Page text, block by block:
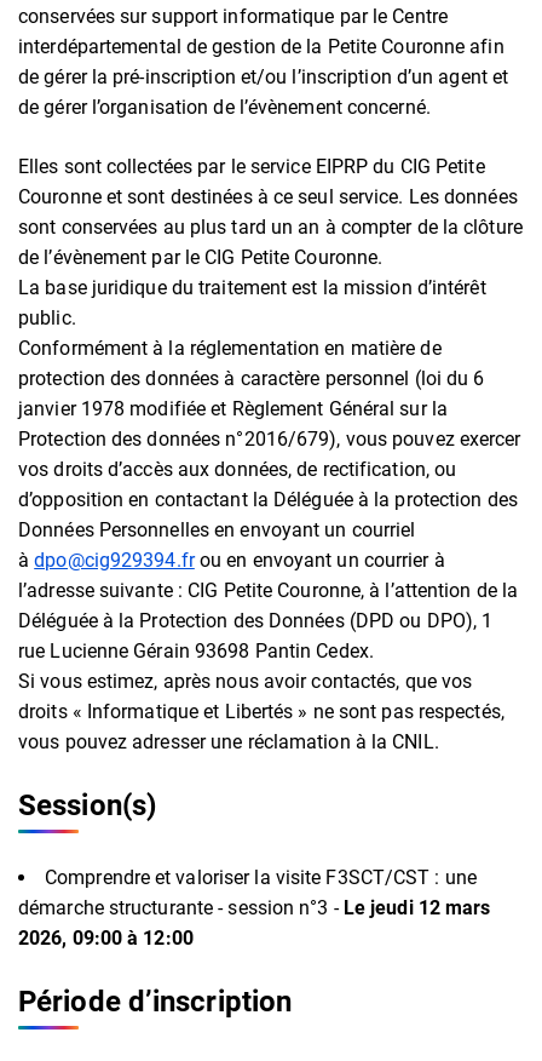
conservées sur support informatique par le Centre
interdépartemental de gestion de la Petite Couronne afin
de gérer la pré-inscription et/ou l’inscription d’un agent et
de gérer l’organisation de l’évènement concerné.
Elles sont collectées par le service EIPRP du CIG Petite
Couronne et sont destinées à ce seul service. Les données
sont conservées au plus tard un an à compter de la clôture
de l’évènement par le CIG Petite Couronne.
La base juridique du traitement est la mission d’intérêt
public.
Conformément à la réglementation en matière de
protection des données à caractère personnel (loi du 6
janvier 1978 modifiée et Règlement Général sur la
Protection des données n°2016/679), vous pouvez exercer
vos droits d’accès aux données, de rectification, ou
d’opposition en contactant la Déléguée à la protection des
Données Personnelles en envoyant un courriel
àdpo@cig929394.frou en envoyant un courrier à
l’adresse suivante : CIG Petite Couronne, à l’attention de la
Déléguée à la Protection des Données (DPD ou DPO), 1
rue Lucienne Gérain 93698 Pantin Cedex.
Si vous estimez, après nous avoir contactés, que vos
droits « Informatique et Libertés » ne sont pas respectés,
vous pouvez adresser une réclamation à la CNIL.
Session(s)
Comprendre et valoriser la visite F3SCT/CST : une
démarche structurante - session n°3 - Le jeudi 12 mars
2026, 09:00 à 12:00
Période d’inscription